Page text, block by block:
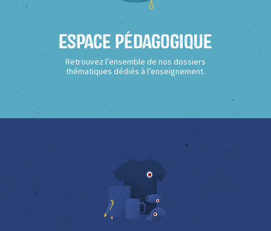
Espace Pédagogique
Retrouvez l’ensemble de nos dossiers
thématiques dédiés à l’enseignement.